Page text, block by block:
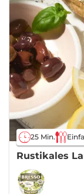
25 Min.
Rustikales